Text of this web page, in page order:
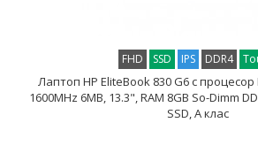
FHD SSD IPS DDR4
Лаптоп HP EliteBook 830 G6 с процесор
1600MHz 6MB, 13.3", RAM 8GB So-Dimm
SSD, A клас